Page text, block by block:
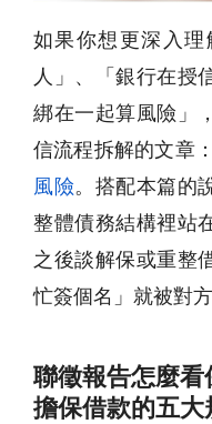
如果你想更深入
人」、「銀行在授
綁在一起算風險」
信流程拆解的文章：
風險。搭配本篇的
整體債務結構裡站
之後談解保或重整
忙簽個名」就被對方
聯徵報告怎麼
擔保借款的五大